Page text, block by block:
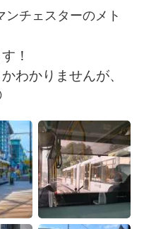
チェスターのメト
！
わかりませんが、